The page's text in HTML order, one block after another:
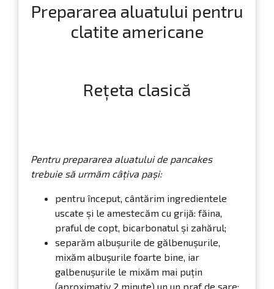
Prepararea aluatului pentru
clatite americane
Rețeta clasică
Pentru prepararea aluatului de pancakes
trebuie să urmăm câțiva pași:
pentru început, cântărim ingredientele
uscate și le amestecăm cu grijă: făina,
praful de copt, bicarbonatul și zahărul;
separăm albușurile de gălbenușurile,
mixăm albușurile foarte bine, iar
galbenușurile le mixăm mai puțin
(aproximativ 2 minute) un un praf de sare;